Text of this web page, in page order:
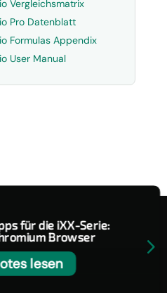
Vergleichsmatrix
Pro Datenblatt
Formulas Appendix
User Manual
für die iXX-Serie:
Browser
lesen
5